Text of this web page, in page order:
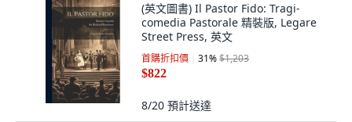
(英文圖書) Il Pastor Fido: Tragi-
comedia Pastorale 精裝版, Legare
Street Press, 英文
首購折扣價 31%$1,203
$822
8/20 預計送達